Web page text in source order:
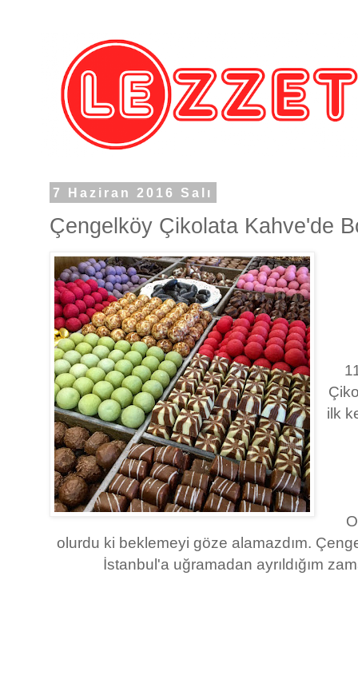
7 Haziran 2016 Salı
Çengelköy Çikolata Kahve'de
ilk
olurdu ki beklemeyi göze alamazdım.
İstanbul'a uğramadan ayrıldığım